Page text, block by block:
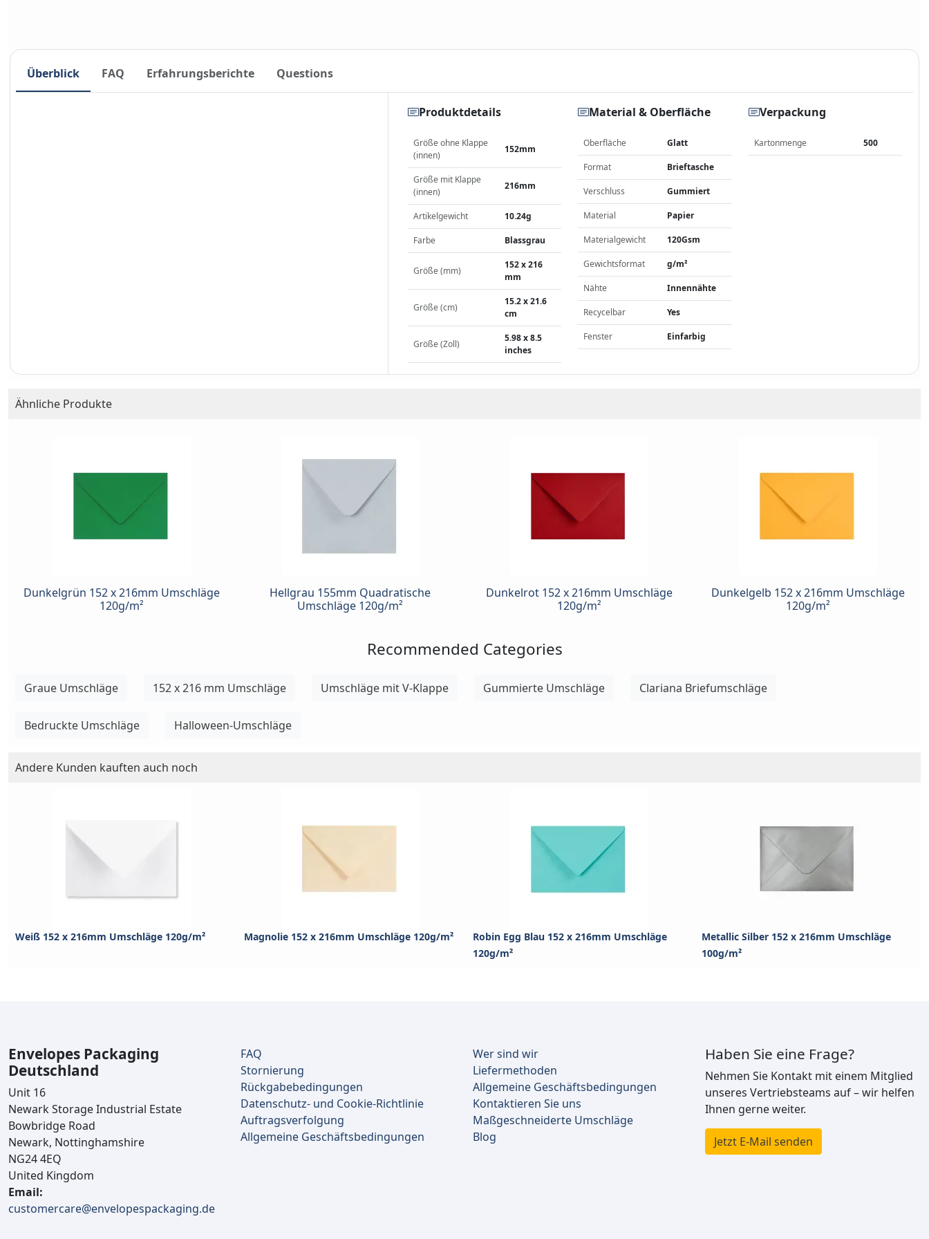
Überblick FAQ Erfahrungsberichte Questions
Produktdetails
Größe ohne Klappe
(innen)
152mm
Größe mit Klappe
(innen)
216mm
Artikelgewicht 10.24g
Farbe Blassgrau
Größe (mm)
152 x 216
mm
Größe (cm)
15.2 x 21.6
cm
Größe (Zoll)
5.98 x 8.5
inches
Material & Oberfläche
Oberfläche Glatt
Format Brieftasche
Verschluss Gummiert
Material Papier
Materialgewicht 120Gsm
Gewichtsformat g/m²
Nähte Innennähte
Recycelbar Yes
Fenster Einfarbig
Verpackung
Kartonmenge 500
Ähnliche Produkte
Dunkelgrün 152 x 216mm Umschläge
120g/m²
Hellgrau 155mm Quadratische
Umschläge 120g/m²
Dunkelrot 152 x 216mm Umschläge
120g/m²
Dunkelgelb 152 x 216mm Umschläge
120g/m²
Recommended Categories
Graue Umschläge 152 x 216 mm Umschläge Umschläge mit V-Klappe Gummierte Umschläge Clariana Briefumschläge
Bedruckte Umschläge Halloween-Umschläge
Andere Kunden kauften auch noch
Weiß 152 x 216mm Umschläge 120g/m² Magnolie 152 x 216mm Umschläge 120g/m²
Robin Egg Blau 152 x 216mm Umschläge
120g/m²
Metallic Silber 152 x 216mm Umschläge
100g/m²
Envelopes Packaging
Deutschland
Unit 16
Newark Storage Industrial Estate
Bowbridge Road
Newark, Nottinghamshire
NG24 4EQ
United Kingdom
Email:
customercare@envelopespackaging.de
FAQ
Stornierung
Rückgabebedingungen
Datenschutz- und Cookie-Richtlinie
Auftragsverfolgung
Allgemeine Geschäftsbedingungen
Wer sind wir
Liefermethoden
Allgemeine Geschäftsbedingungen
Kontaktieren Sie uns
Maßgeschneiderte Umschläge
Blog
Haben Sie eine Frage?
Nehmen Sie Kontakt mit einem Mitglied
unseres Vertriebsteams auf – wir helfen
Ihnen gerne weiter.
Jetzt E-Mail senden